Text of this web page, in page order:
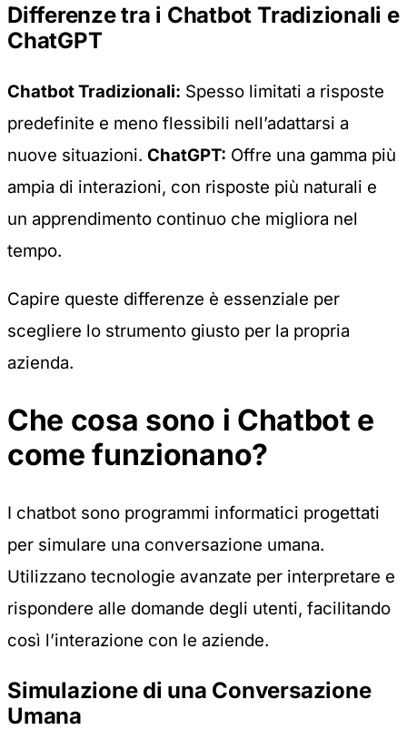
Differenze tra i Chatbot Tradizionali e
ChatGPT
Chatbot Tradizionali: Spesso limitati a risposte
predefinite e meno flessibili nell’adattarsi a
nuove situazioni. ChatGPT: Offre una gamma più
ampia di interazioni, con risposte più naturali e
un apprendimento continuo che migliora nel
tempo.
Capire queste differenze è essenziale per
scegliere lo strumento giusto per la propria
azienda.
Che cosa sono i Chatbot e
come funzionano?
I chatbot sono programmi informatici progettati
per simulare una conversazione umana.
Utilizzano tecnologie avanzate per interpretare e
rispondere alle domande degli utenti, facilitando
così l’interazione con le aziende.
Simulazione di una Conversazione
Umana